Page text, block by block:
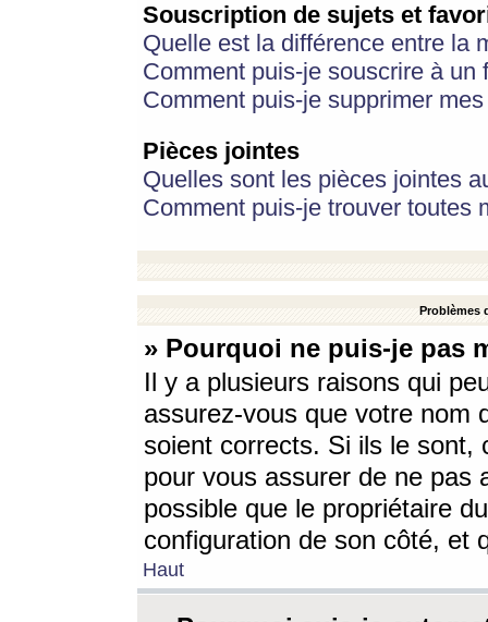
Souscription de sujets et
Quelle est la différence entre la
Comment puis-je souscrire à
Comment puis-je supprimer
Pièces jointes
Quelles sont les pièces jointes
Comment puis-je trouver toutes
Problèmes
» Pourquoi ne puis-je pas
Il y a plusieurs raisons qui
assurez-vous que votre nom
soient corrects. Si ils le sont,
pour vous assurer de ne pas
possible que le propriétaire
configuration de son côté, et
Haut